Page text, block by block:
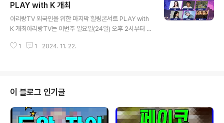
구권에서 온 서커스 아티스트들의 저글링, 발란스, 서커스
묘기도 관람할 수 있는 좋은 기회다. 또한 인기 있는 K-PO
P 공연을 뮤지컬 형식으로 제작한 K-POP 퍼포먼스 드리
믹스는 청소년 주인공의 성장 드라마로, 다섯명의 연기자
가 걸그룹을 결성하는 내용으로 청소년들의 꿈과 갈등, 화
PLAY with K 개최
아리랑TV 외국인을 위한 마지막 힐링콘서트 PLAY with
K 개최아리랑TV는 이번주 일요일(24일) 오후 2시부터 서
관객을 위한 무료 힐링콘서트 ‘PLAY with K’를 진행한다
뤄져 외국인 관객들도 더욱 쉽게 참여하고 즐길 수 있다. P
LAY with K는 외국인들에게 한국 음악의 매력을 전하고,
음악을 통해 소통하는 기회를 제공하고자 기획됐다. 공연
실황은 영상으로 제작해 아리랑TV를 통해 전 세계로 방영
1 1 2024. 11. 22.
이 블로그 인기글